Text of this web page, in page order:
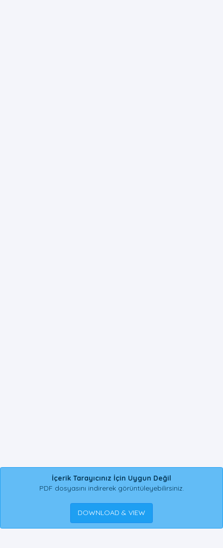
İçerik Tarayıcınız İçin Uygun Değil
PDF dosyasını indirerek görüntüleyebilirsiniz.
DOWNLOAD & VIEW